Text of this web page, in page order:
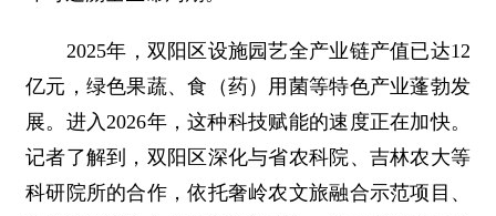
2025年，双阳区设施园艺全产业链产值已达12
亿元，绿色果蔬、食（药）用菌等特色产业蓬勃发
展。进入2026年，这种科技赋能的速度正在加快。
记者了解到，双阳区深化与省农科院、吉林农大等
科研院所的合作，依托奢岭农文旅融合示范项目、